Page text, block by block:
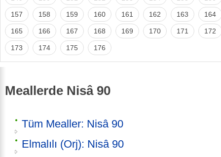
157 158 159 160 161 162 163 164
165 166 167 168 169 170 171 172
173 174 175 176
Meallerde Nisâ 90
Tüm Mealler: Nisâ 90
Elmalılı (Orj): Nisâ 90